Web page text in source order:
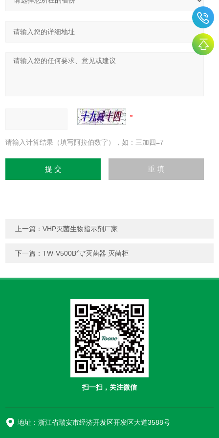
请输入计算结果（填写阿拉伯数字），如：三加四=7
上一篇：VHP灭菌生物指示剂厂家
下一篇：TW-V500B气*灭菌器 灭菌柜
扫一扫，关注微信
地址：浙江省瑞安市经济开发区开发区大道3588号